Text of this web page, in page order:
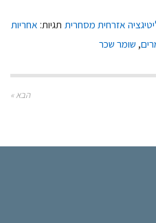
אזרחית מסחרית תגיות: אחריות
, שומר שכר
הבא »